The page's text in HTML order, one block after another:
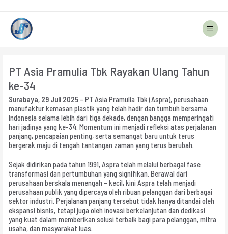
Main
Menu
PT Asia Pramulia Tbk Rayakan Ulang Tahun
ke-34
Surabaya, 29Juli 2025– PT Asia Pramulia Tbk (Aspra), perusahaan
manufaktur kemasan plastik yang telah hadir dan tumbuh bersama
Indonesia selama lebih dari tiga dekade, dengan bangga memperingati
hari jadinya yang ke-34. Momentum ini menjadi refleksi atas perjalanan
panjang, pencapaian penting, serta semangat baru untuk terus
bergerak maju di tengah tantangan zaman yang terus berubah.
Sejak didirikan pada tahun 1991, Aspra telah melalui berbagai fase
transformasi dan pertumbuhan yang signifikan. Berawal dari
perusahaan berskala menengah – kecil, kini Aspra telah menjadi
perusahaan publik yang dipercaya oleh ribuan pelanggan dari berbagai
sektor industri. Perjalanan panjang tersebut tidak hanya ditandai oleh
ekspansi bisnis, tetapi juga oleh inovasi berkelanjutan dan dedikasi
yang kuat dalam memberikan solusi terbaik bagi para pelanggan, mitra
usaha, dan masyarakat luas.